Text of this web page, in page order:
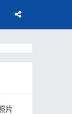
片